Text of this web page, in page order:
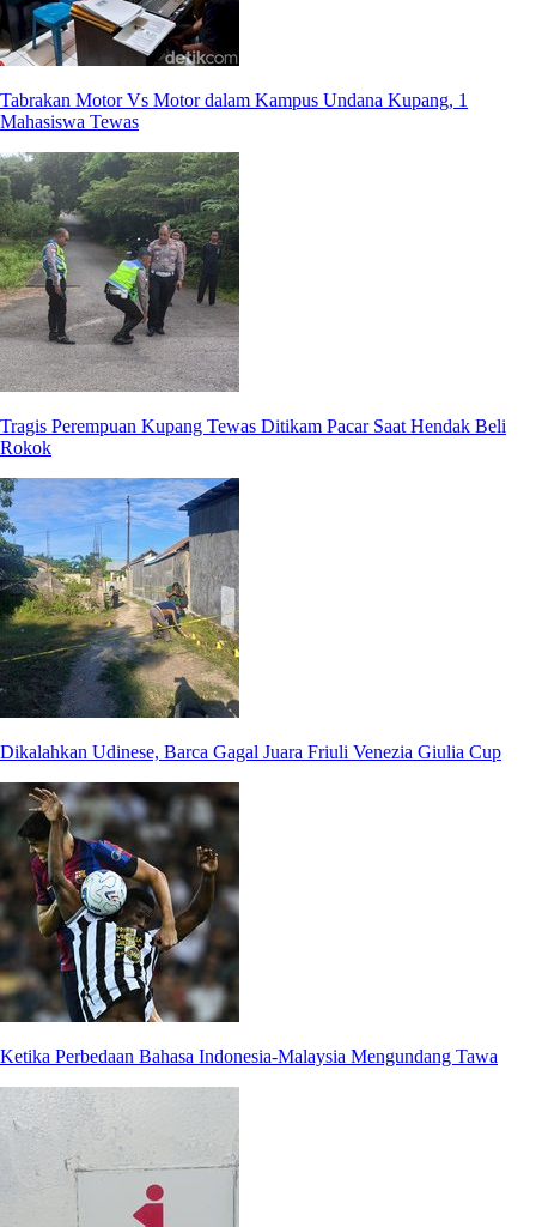
Tabrakan Motor Vs Motor dalam Kampus Undana Kupang, 1
Mahasiswa Tewas
Tragis Perempuan Kupang Tewas Ditikam Pacar Saat Hendak Beli
Rokok
Dikalahkan Udinese, Barca Gagal Juara Friuli Venezia Giulia Cup
Ketika Perbedaan Bahasa Indonesia-Malaysia Mengundang Tawa